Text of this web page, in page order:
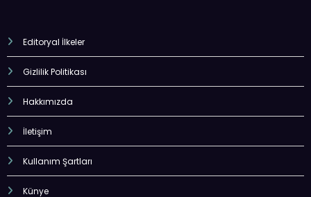
Editoryal İlkeler
Gizlilik Politikası
Hakkımızda
İletişim
Kullanım Şartları
Künye